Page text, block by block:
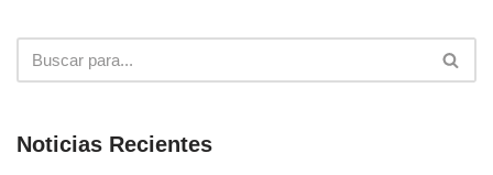
Noticias Recientes